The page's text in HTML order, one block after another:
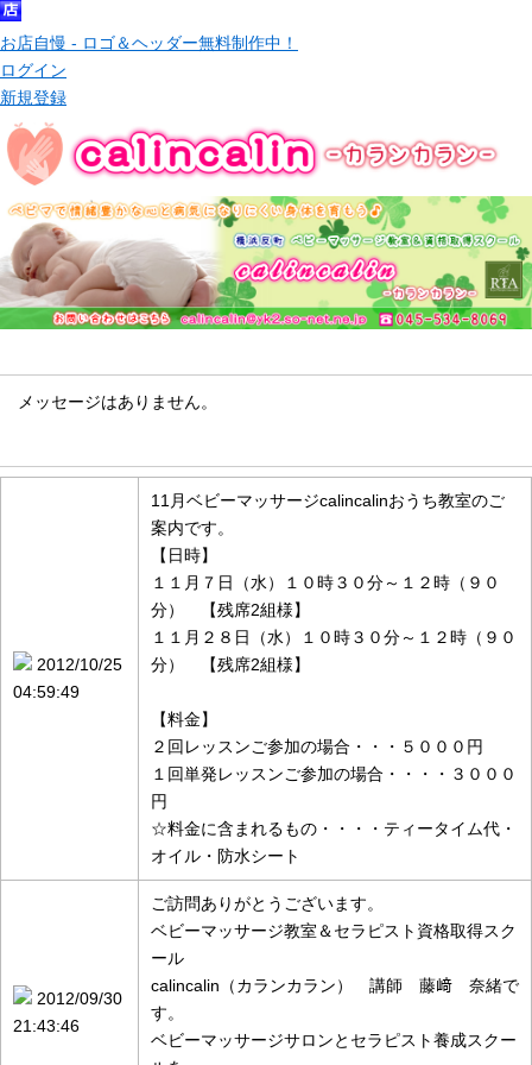
お店自慢 - ロゴ＆ヘッダー無料制作中！
ログイン
新規登録
メッセージはありません。
2012/10/25
04:59:49
11月ベビーマッサージcalincalinおうち教室のご
案内です。
【日時】
１１月７日（水）１０時３０分～１２時（９０
分） 【残席2組様】
１１月２８日（水）１０時３０分～１２時（９０
分） 【残席2組様】
【料金】
２回レッスンご参加の場合・・・５０００円
１回単発レッスンご参加の場合・・・・３０００
円
☆料金に含まれるもの・・・・ティータイム代・
オイル・防水シート
2012/09/30
21:43:46
ご訪問ありがとうございます。
ベビーマッサージ教室＆セラピスト資格取得スク
ール
calincalin（カランカラン） 講師 藤﨑 奈緒で
す。
ベビーマッサージサロンとセラピスト養成スクー